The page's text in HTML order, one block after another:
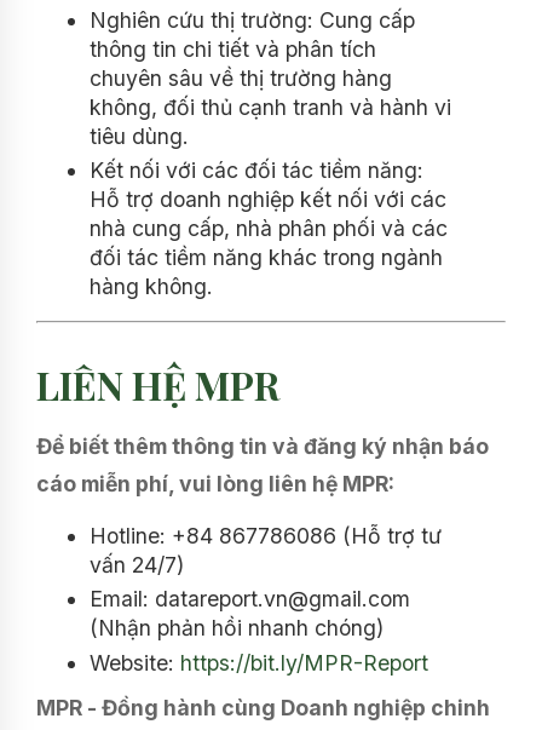
Nghiên cứu thị trường: Cung cấp
thông tin chi tiết và phân tích
chuyên sâu về thị trường hàng
không, đối thủ cạnh tranh và hành vi
tiêu dùng.
Kết nối với các đối tác tiềm năng:
Hỗ trợ doanh nghiệp kết nối với các
nhà cung cấp, nhà phân phối và các
đối tác tiềm năng khác trong ngành
hàng không.
LIÊN HỆ MPR
Để biết thêm thông tin và đăng ký nhận báo
cáo miễn phí, vui lòng liên hệ MPR:
Hotline: +84 867786086 (Hỗ trợ tư
vấn 24/7)
Email: datareport.vn@gmail.com
(Nhận phản hồi nhanh chóng)
Website: https://bit.ly/MPR-Report
MPR - Đồng hành cùng Doanh nghiệp chinh